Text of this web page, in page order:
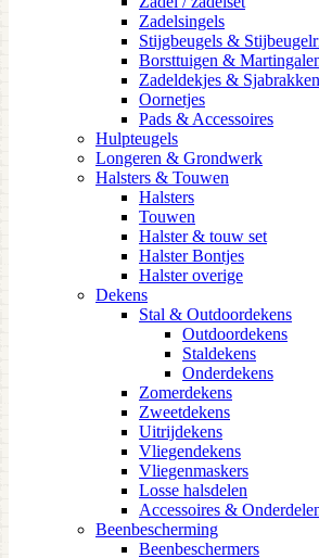
Zadelsingels
Stijgbeugels &
Borsttuigen &
Zadeldekjes & Sjabrakken
Oornetjes
Pads & Accessoires
Hulpteugels
Longeren & Grondwerk
Halsters & Touwen
Halsters
Touwen
Halster & touw set
Halster Bontjes
Halster overige
Dekens
Stal & Outdoordekens
Outdoordekens
Staldekens
Onderdekens
Zomerdekens
Zweetdekens
Uitrijdekens
Vliegendekens
Vliegenmaskers
Losse halsdelen
Accessoires &
Beenbescherming
Beenbeschermers